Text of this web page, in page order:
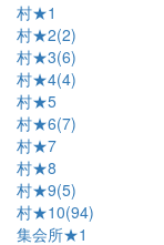
村★1
村★2(2)
村★3(6)
村★4(4)
村★5
村★6(7)
村★7
村★8
村★9(5)
村★10(94)
集会所★1